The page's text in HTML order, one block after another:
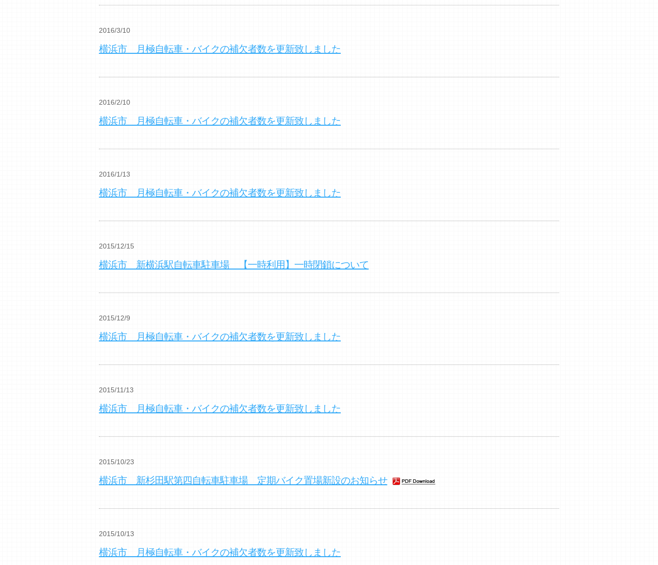
2016/3/10
横浜市 月極自転車・バイクの補欠者数を更新致しました
2016/2/10
横浜市 月極自転車・バイクの補欠者数を更新致しました
2016/1/13
横浜市 月極自転車・バイクの補欠者数を更新致しました
2015/12/15
横浜市 新横浜駅自転車駐車場 【一時利用】一時閉鎖について
2015/12/9
横浜市 月極自転車・バイクの補欠者数を更新致しました
2015/11/13
横浜市 月極自転車・バイクの補欠者数を更新致しました
2015/10/23
横浜市 新杉田駅第四自転車駐車場 定期バイク置場新設のお知らせ
2015/10/13
横浜市 月極自転車・バイクの補欠者数を更新致しました